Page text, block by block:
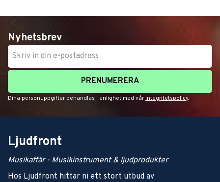
Nyhetsbrev
PRENUMERERA
Dina personuppgifter behandlas i enlighet med vår integritetspolicy.
Ljudfront
Musikaffär - Musikinstrument & ljudprodukter
Hos Ljudfront hittar ni ett stort utbud av